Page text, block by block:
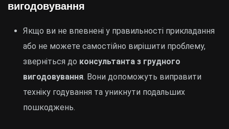
вигодовування
Якщо ви не впевнені у правильності прикладання
або не можете самостійно вирішити проблему,
зверніться до консультанта з грудного
вигодовування. Вони допоможуть виправити
техніку годування та уникнути подальших
пошкоджень.